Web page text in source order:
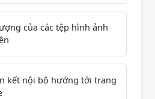
của các tệp hình ảnh
kết nội bộ hướng tới trang